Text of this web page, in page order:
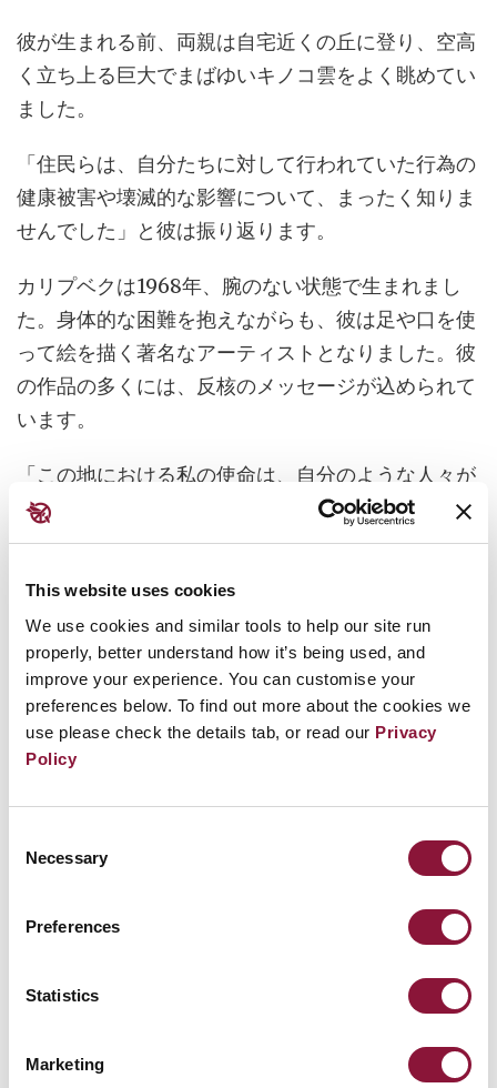
This website uses cookies
We use cookies and similar tools to help our site run
properly, better understand how it’s being used, and
improve your experience. You can customise your
preferences below. To find out more about the cookies we
use please check the details tab, or read our Privacy
Policy
Selection
Necessary
Preferences
Statistics
Marketing
彼が生まれる前、両親は自宅近くの丘に登り、空高
く立ち上る巨大でまばゆいキノコ雲をよく眺めてい
ました。
「住民らは、自分たちに対して行われていた行為の
健康被害や壊滅的な影響について、まったく知りま
せんでした」と彼は振り返ります。
カリプベクは1968年、腕のない状態で生まれまし
た。身体的な困難を抱えながらも、彼は足や口を使
って絵を描く著名なアーティストとなりました。彼
の作品の多くには、反核のメッセージが込められて
います。
「この地における私の使命は、自分のような人々が
核実験の最後の被害者となるよう、できる限りのこ
とをすることです」と彼は語ります。「これらの出
らかであり、子どもたちが健やかでありますよう
に！」
1949年から1989年にかけて、ソビエト連邦はセミ
パラチンスクにおいて450回以上の核実験を実施し